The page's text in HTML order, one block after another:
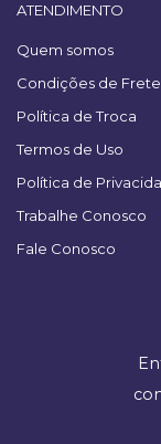
ATENDIMENTO
Quem somos
Condições de Frete
Política de Troca
Termos de Uso
Política de
Trabalhe Conosco
Fale Conosco